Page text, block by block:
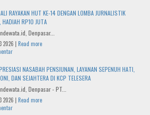
RAYAKAN HUT KE-14 DENGAN LOMBA JURNALISTIK
RP10 JUTA
Denpasar...
2026 | Read more
NASABAH PENSIUNAN, LAYANAN SEPENUH HATI,
DAN SEJAHTERA DI KCP TELESERA
Denpasar - PT...
2026 | Read more